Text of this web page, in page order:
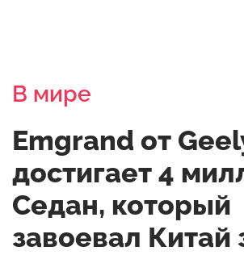
В мире
Emgrand от
достигает 4
Седан, который
завоевал Китай